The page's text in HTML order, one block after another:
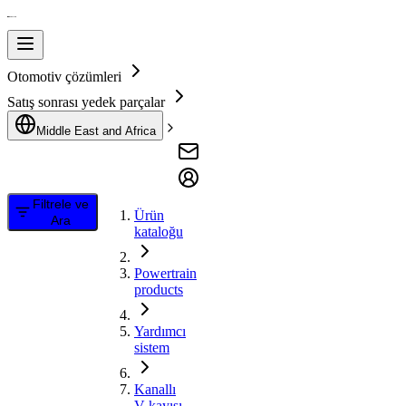
Otomotiv çözümleri
Satış sonrası yedek parçalar
Middle East and Africa
Filtrele ve
Ara
Ürün
kataloğu
Powertrain
products
Yardımcı
sistem
Kanallı